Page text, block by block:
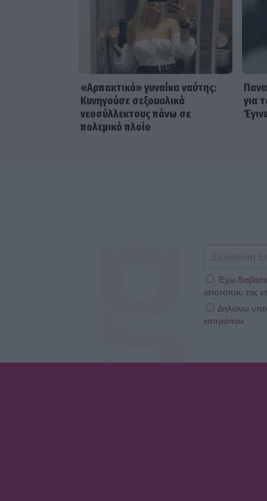
«Αρπακτικό» γυναίκα ναύτης:
Κυνηγούσε σεξουαλικά
νεοσύλλεκτους πάνω σε
πολεμικό πλοίο
για
Έχω
ιστοτόπου της
Δηλώνω
επιτρόπου